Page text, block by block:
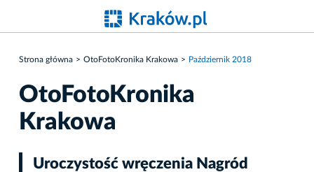
Strona główna OtoFotoKronika Krakowa Październik 2018
OtoFotoKronika
Krakowa
Uroczystość wręczenia Nagród